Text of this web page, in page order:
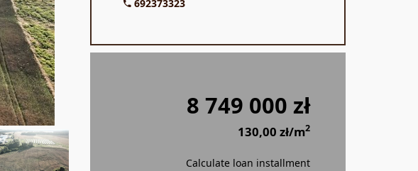
692373323
8 749 000 zł
130,00 zł/m2
Calculate loan installment